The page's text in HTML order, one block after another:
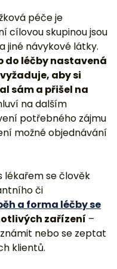
péče je
cílovou skupinou jsou
jiné návykové látky.
do léčby nastavená
aby si
sám a přišel na
na dalším
potřebného zájmu
možné objednávání
lékařem se člověk
či
a forma léčby se
zařízení –
nebo se zeptat
klientů.